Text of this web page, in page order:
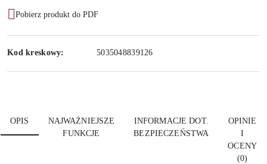
Pobierz produkt do PDF
Kod kreskowy: 5035048839126
OPIS
NAJWAŻNIEJSZE
FUNKCJE
INFORMACJE DOT.
BEZPIECZEŃSTWA
OPINIE
I
OCENY
(0)